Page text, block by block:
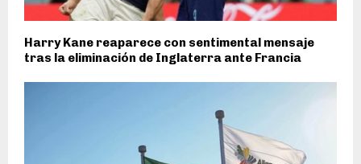
Harry Kane reaparece con sentimental mensaje
tras la eliminación de Inglaterra ante Francia